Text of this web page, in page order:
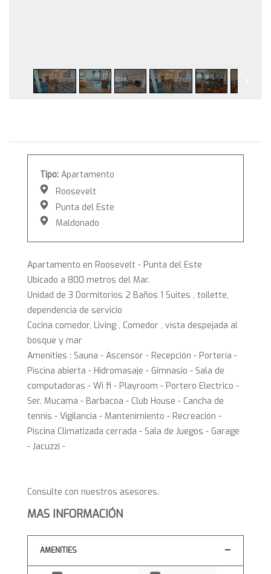
Tipo: Apartamento
Roosevelt
Punta del Este
Maldonado
Apartamento en Roosevelt - Punta del Este
Ubicado a 800 metros del Mar.
Unidad de 3 Dormitorios 2 Baños 1 Suites , toilette,
dependencia de servicio
Cocina comedor, Living , Comedor , vista despejada al
bosque y mar
Amenities : Sauna - Ascensor - Recepción - Portería -
Piscina abierta - Hidromasaje - Gimnasio - Sala de
computadoras - Wi fi - Playroom - Portero Electrico -
Ser. Mucama - Barbacoa - Club House - Cancha de
tennis - Vigilancia - Mantenimiento - Recreación -
Piscina Climatizada cerrada - Sala de Juegos - Garage
- Jacuzzi -
Consulte con nuestros asesores.
MAS INFORMACIÓN
AMENITIES